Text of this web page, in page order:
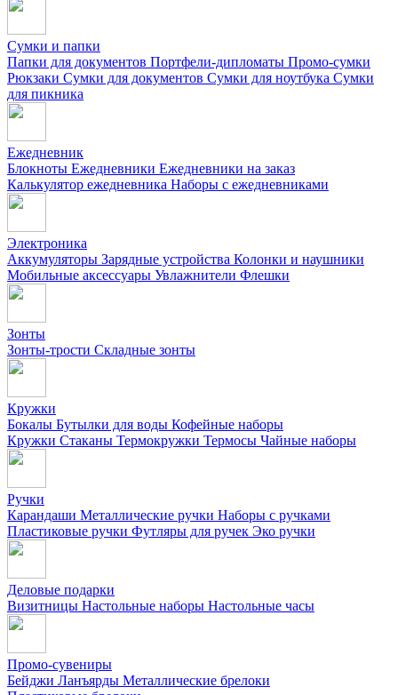
Сумки и папки
Папки для документов Портфели-дипломаты Промо-сумки
Рюкзаки Сумки для документов Сумки для ноутбука Сумки
для пикника
Ежедневник
Блокноты Ежедневники Ежедневники на заказ
Калькулятор ежедневника Наборы с ежедневниками
Электроника
Аккумуляторы Зарядные устройства Колонки и наушники
Мобильные аксессуары Увлажнители Флешки
Зонты
Зонты-трости Складные зонты
Кружки
Бокалы Бутылки для воды Кофейные наборы
Кружки Стаканы Термокружки Термосы Чайные наборы
Ручки
Карандаши Металлические ручки Наборы с ручками
Пластиковые ручки Футляры для ручек Эко ручки
Деловые подарки
Визитницы Настольные наборы Настольные часы
Промо-сувениры
Бейджи Ланъярды Металлические брелоки